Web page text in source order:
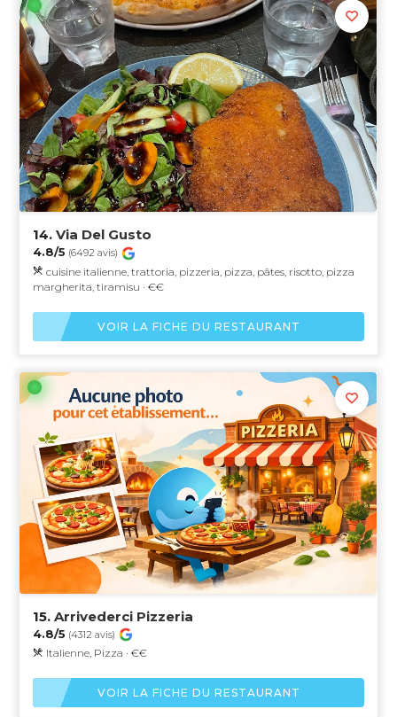
14.Via Del Gusto
4.8/5 (6492 avis)
cuisine italienne, trattoria, pizzeria, pizza, pâtes, risotto, pizza
margherita, tiramisu · €€
VOIR LA FICHE DU RESTAURANT
15.Arrivederci Pizzeria
4.8/5 (4312 avis)
Italienne, Pizza · €€
VOIR LA FICHE DU RESTAURANT